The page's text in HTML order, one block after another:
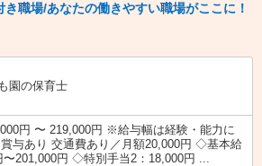
き職場/あなたの働きやすい職場がここに！
園の保育士
円 〜 219,000円 ※給与幅は経験・能力に
与あり 交通費あり／月額20,000円 ◇基本給
〜201,000円 ◇特別手当2：18,000円 ...